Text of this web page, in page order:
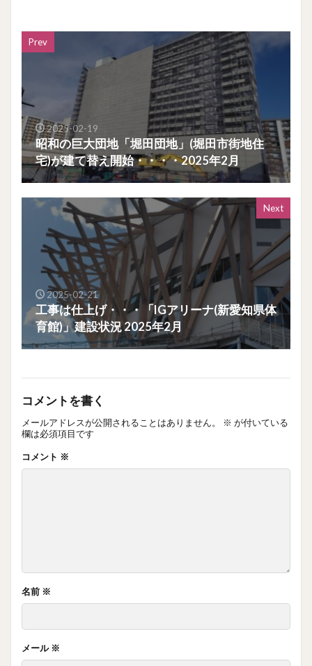
Prev
2025-02-19
昭和の巨大団地「堀田団地」(堀田市街地住
宅)が建て替え開始・・・・2025年2月
Next
2025-02-21
工事は仕上げ・・・「IGアリーナ(新愛知県体
育館)」建設状況 2025年2月
コメントを書く
メールアドレスが公開されることはありません。 ※ が付いている
欄は必須項目です
コメント ※
名前 ※
メール ※